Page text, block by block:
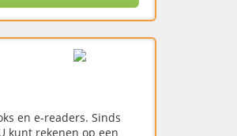
en e-readers. Sinds
kunt rekenen op een